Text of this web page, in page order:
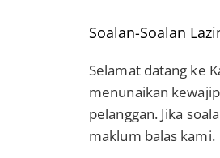
Soalan-Soalan
Selamat datang ke
menunaikan
pelanggan. Jika
maklum balas kami.